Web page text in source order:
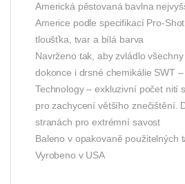
Americká pěstovaná bavlna
Americe podle specifikací Pro-
tloušťka, tvar a bílá barva
Navrženo tak, aby zvládlo
dokonce i drsné chemikálie SWT
Technology – exkluzivní počet nití
pro zachycení většího znečištění.
stranách pro extrémní savost
Baleno v opakovaně použitelných
Vyrobeno v USA